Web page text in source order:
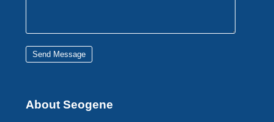
Send Message
About Seogene